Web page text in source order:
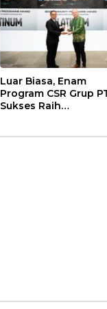
Luar Biasa, Enam
Program CSR Grup
Sukses Raih